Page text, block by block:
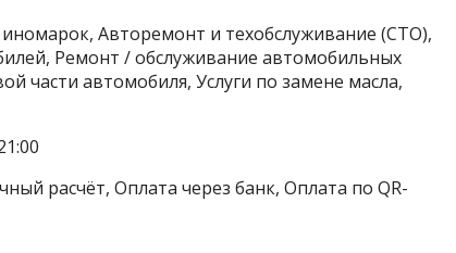
Авторемонт и техобслуживание (СТО),
Ремонт / обслуживание автомобильных
части автомобиля, Услуги по замене масла,
расчёт, Оплата через банк, Оплата по QR-